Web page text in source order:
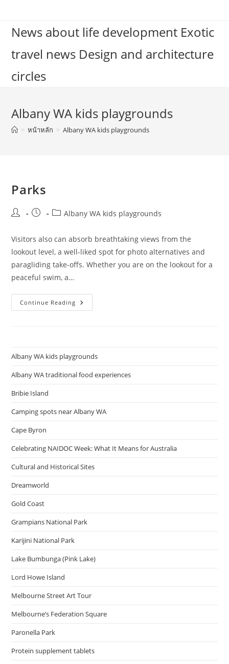
contentNews about life development Exotic
travel news Design and architecture
circles
Albany WA kids playgrounds
> หน้าหลัก > Albany WA kids playgrounds
Parks
Post
Post
PostAlbany WA kids playgrounds
Visitors also can absorb breathtaking views from the
lookout level, a well-liked spot for photo alternatives and
paragliding take-offs. Whether you are on the lookout for a
peaceful swim, a…
Continue Reading Parks
Albany WA kids playgrounds
Albany WA traditional food experiences
Bribie Island
Camping spots near Albany WA
Cape Byron
Celebrating NAIDOC Week: What It Means for Australia
Cultural and Historical Sites
Dreamworld
Gold Coast
Grampians National Park
Karijini National Park
Lake Bumbunga (Pink Lake)
Lord Howe Island
Melbourne Street Art Tour
Melbourne’s Federation Square
Paronella Park
Protein supplement tablets